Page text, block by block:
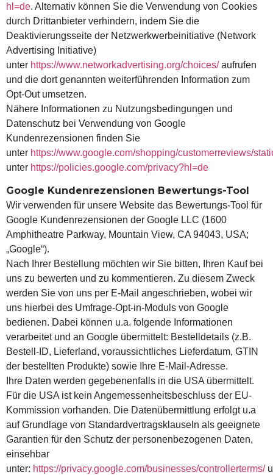
hl=de. Alternativ können Sie die Verwendung von Cookies
durch Drittanbieter verhindern, indem Sie die
Deaktivierungsseite der Netzwerkwerbeinitiative (Network
Advertising Initiative)
unter https://www.networkadvertising.org/choices/aufrufen
und die dort genannten weiterführenden Information zum
Opt-Out umsetzen.
Nähere Informationen zu Nutzungsbedingungen und
Datenschutz bei Verwendung von Google
Kundenrezensionen finden Sie
unter https://www.google.com/shopping/customerreviews/
unter https://policies.google.com/privacy?hl=de
Google Kundenrezensionen Bewertungs-Tool
Wir verwenden für unsere Website das Bewertungs-Tool für
Google Kundenrezensionen der Google LLC (1600
Amphitheatre Parkway, Mountain View, CA 94043, USA;
„Google“).
Nach Ihrer Bestellung möchten wir Sie bitten, Ihren Kauf bei
uns zu bewerten und zu kommentieren. Zu diesem Zweck
werden Sie von uns per E-Mail angeschrieben, wobei wir
uns hierbei des Umfrage-Opt-in-Moduls von Google
bedienen. Dabei können u.a. folgende Informationen
verarbeitet und an Google übermittelt: Bestelldetails (z.B.
Bestell-ID, Lieferland, voraussichtliches Lieferdatum, GTIN
der bestellten Produkte) sowie Ihre E-Mail-Adresse.
Ihre Daten werden gegebenenfalls in die USA übermittelt.
Für die USA ist kein Angemessenheitsbeschluss der EU-
Kommission vorhanden. Die Datenübermittlung erfolgt u.a
auf Grundlage von Standardvertragsklauseln als geeignete
Garantien für den Schutz der personenbezogenen Daten,
einsehbar
unter: https://privacy.google.com/businesses/controllerterms/